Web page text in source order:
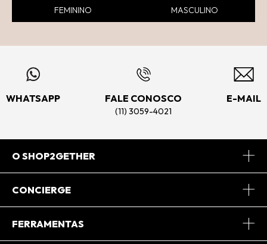
FEMININO MASCULINO
WHATSAPP FALE CONOSCO
(11) 3059-4021
E-MAIL
O SHOP2GETHER
Sobre Nós
CONCIERGE
Central de Relacionamento
FERRAMENTAS